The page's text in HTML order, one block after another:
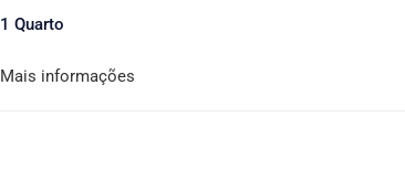
1 Quarto
Mais informações